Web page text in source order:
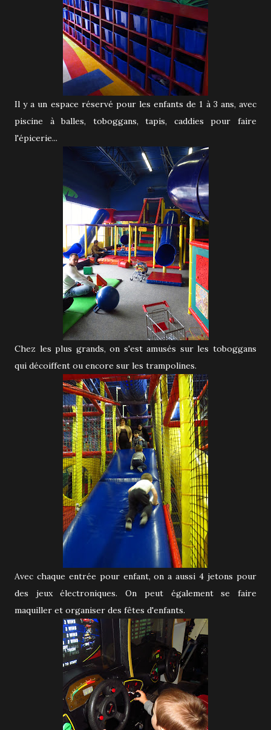
Il y a un espace réservé pour les enfants de 1 à 3 ans, avec
piscine à balles, toboggans, tapis, caddies pour faire
l'épicerie...
Chez les plus grands, on s'est amusés sur les toboggans
qui décoiffent ou encore sur les trampolines.
Avec chaque entrée pour enfant, on a aussi 4 jetons pour
des jeux électroniques. On peut également se faire
maquiller et organiser des fêtes d'enfants.